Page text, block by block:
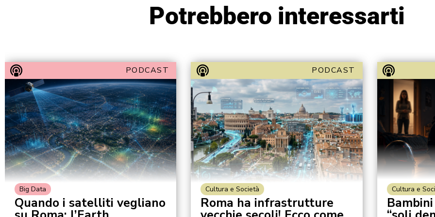
Potrebbero interessarti
PODCAST
Big Data
Quando i satelliti vegliano
PODCAST
Cultura e Società
Roma ha infrastrutture
Cultura e